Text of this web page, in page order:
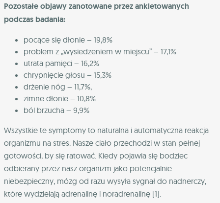
Pozostałe objawy zanotowane przez ankietowanych
podczas badania:
pocące się dłonie – 19,8%
problem z „wysiedzeniem w miejscu” – 17,1%
utrata pamięci – 16,2%
chrypnięcie głosu – 15,3%
drżenie nóg – 11,7%,
zimne dłonie – 10,8%
ból brzucha – 9,9%
Wszystkie te symptomy to naturalna i automatyczna reakcja
organizmu na stres. Nasze ciało przechodzi w stan pełnej
gotowości, by się ratować. Kiedy pojawia się bodziec
odbierany przez nasz organizm jako potencjalnie
niebezpieczny, mózg od razu wysyła sygnał do nadnerczy,
które wydzielają adrenalinę i noradrenalinę [1].